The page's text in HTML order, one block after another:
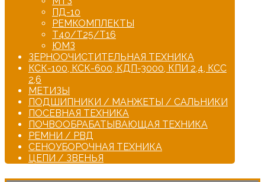
ПД-10
РЕМКОМПЛЕКТЫ
Т40/Т25/Т16
ЮМЗ
ЗЕРНООЧИСТИТЕЛЬНАЯ ТЕХНИКА
КСК-100, КСК-600, КДП-3000, КПИ 2,4, КСС
2,6
МЕТИЗЫ
ПОДШИПНИКИ / МАНЖЕТЫ / САЛЬНИКИ
ПОСЕВНАЯ ТЕХНИКА
ПОЧВООБРАБАТЫВАЮЩАЯ ТЕХНИКА
РЕМНИ / РВД
СЕНОУБОРОЧНАЯ ТЕХНИКА
ЦЕПИ / ЗВЕНЬЯ